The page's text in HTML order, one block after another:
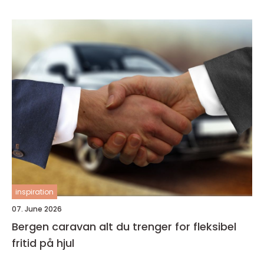
inspiration
07. June 2026
Bergen caravan alt du trenger for fleksibel
fritid på hjul